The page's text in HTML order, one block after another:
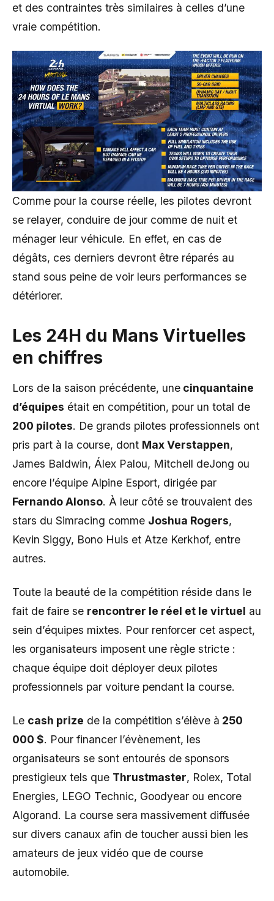
et des contraintes très similaires à celles d’une
vraie compétition.
Comme pour la course réelle, les pilotes devront
se relayer, conduire de jour comme de nuit et
ménager leur véhicule. En effet, en cas de
dégâts, ces derniers devront être réparés au
stand sous peine de voir leurs performances se
détériorer.
Les 24H du Mans Virtuelles
en chiffres
Lors de la saison précédente, une cinquantaine
d’équipes était en compétition, pour un total de
200 pilotes. De grands pilotes professionnels ont
pris part à la course, dont Max Verstappen,
James Baldwin, Álex Palou, Mitchell deJong ou
encore l’équipe Alpine Esport, dirigée par
Fernando Alonso. À leur côté se trouvaient des
stars du Simracing comme Joshua Rogers,
Kevin Siggy, Bono Huis et Atze Kerkhof, entre
autres.
Toute la beauté de la compétition réside dans le
fait de faire se rencontrer le réel et le virtuel au
sein d’équipes mixtes. Pour renforcer cet aspect,
les organisateurs imposent une règle stricte :
chaque équipe doit déployer deux pilotes
professionnels par voiture pendant la course.
Le cash prize de la compétition s’élève à 250
000 $. Pour financer l’évènement, les
organisateurs se sont entourés de sponsors
prestigieux tels que Thrustmaster, Rolex, Total
Energies, LEGO Technic, Goodyear ou encore
Algorand. La course sera massivement diffusée
sur divers canaux afin de toucher aussi bien les
amateurs de jeux vidéo que de course
automobile.